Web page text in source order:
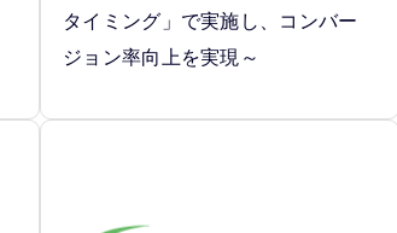
タイミング」で実施し、コンバー
ジョン率向上を実現～